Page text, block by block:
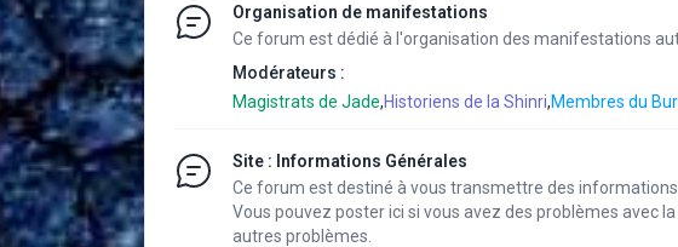
Organisation de manifestations
Ce forum est dédié à l'organisation des manifestations
Modérateurs :
Magistrats de Jade,Historiens de la Shinri,Membres du
Site : Informations Générales
Ce forum est destiné à vous transmettre des informations
Vous pouvez poster ici si vous avez des problèmes avec
autres problèmes.